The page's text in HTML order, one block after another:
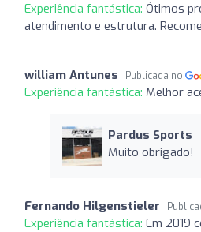
Experiência fantástica: Ótimos
atendimento e estrutura.
william Antunes Publicada no
Experiência fantástica: Melhor
Pardus Sports
Muito obrigado!
Fernando Hilgenstieler
Experiência fantástica: Em 2019